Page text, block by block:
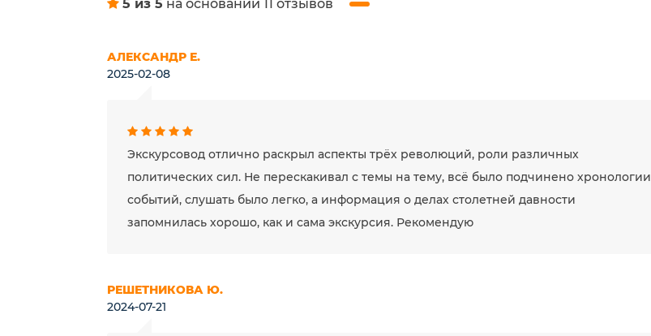
5 из 5 на основании 11 отзывов
АЛЕКСАНДР Е.
2025-02-08
Экскурсовод отлично раскрыл аспекты трёх революций, роли различных
политических сил. Не перескакивал с темы на тему, всё было подчинено хронологии
событий, слушать было легко, а информация о делах столетней давности
запомнилась хорошо, как и сама экскурсия. Рекомендую
РЕШЕТНИКОВА Ю.
2024-07-21